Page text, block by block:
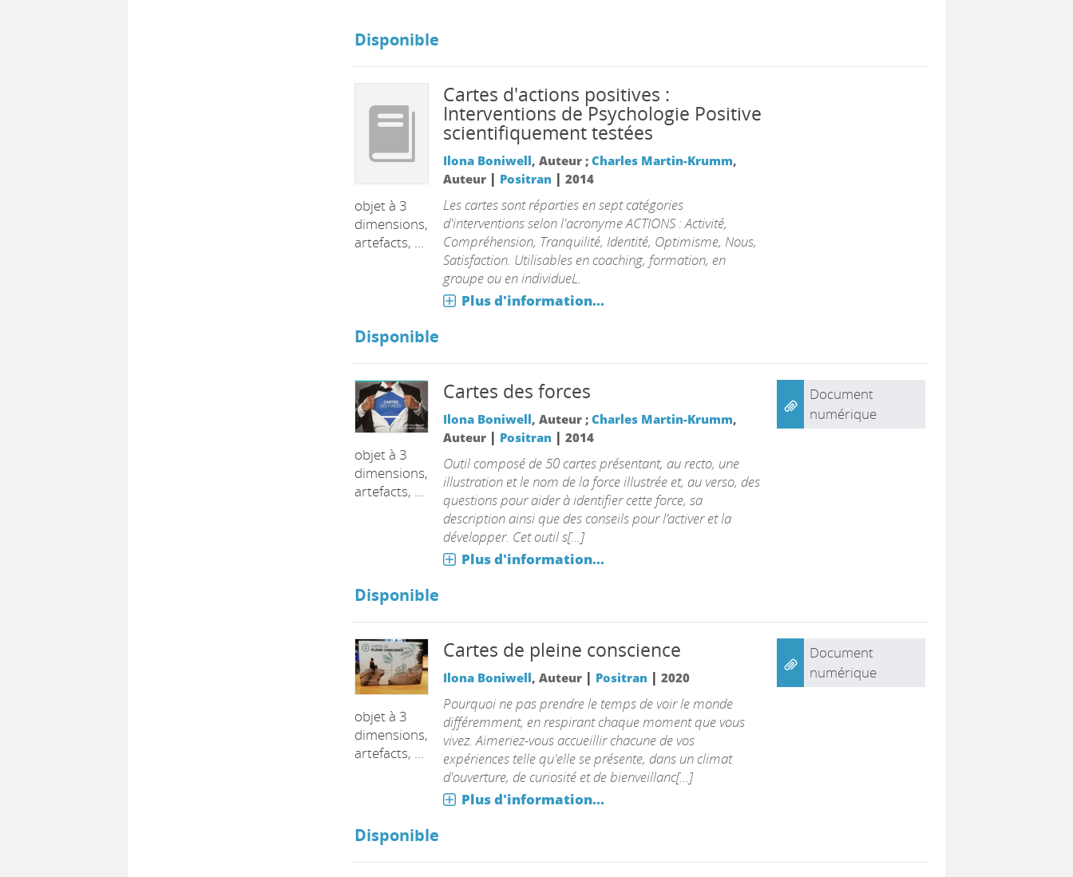
Disponible
objet à 3
dimensions,
artefacts, ...
Cartes d'actions positives :
Interventions de Psychologie Positive
scientifiquement testées
Ilona Boniwell, Auteur ; Charles Martin-Krumm,
Auteur | Positran | 2014
Les cartes sont réparties en sept catégories
d'interventions selon l'acronyme ACTIONS : Activité,
Compréhension, Tranquilité, Identité, Optimisme, Nous,
Satisfaction. Utilisables en coaching, formation, en
groupe ou en individueL.
Plus d'information...
Disponible
objet à 3
dimensions,
artefacts, ...
Cartes des forces
Ilona Boniwell, Auteur ; Charles Martin-Krumm,
Auteur | Positran | 2014
Outil composé de 50 cartes présentant, au recto, une
illustration et le nom de la force illustrée et, au verso, des
questions pour aider à identifier cette force, sa
description ainsi que des conseils pour l’activer et la
développer. Cet outil s[...]
Plus d'information...
Document
numérique
Disponible
objet à 3
dimensions,
artefacts, ...
Cartes de pleine conscience
Ilona Boniwell, Auteur | Positran | 2020
Pourquoi ne pas prendre le temps de voir le monde
différemment, en respirant chaque moment que vous
vivez. Aimeriez-vous accueillir chacune de vos
expériences telle qu'elle se présente, dans un climat
d'ouverture, de curiosité et de bienveillanc[...]
Plus d'information...
Document
numérique
Disponible